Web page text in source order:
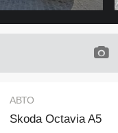
АВТО
Skoda Octavia A5